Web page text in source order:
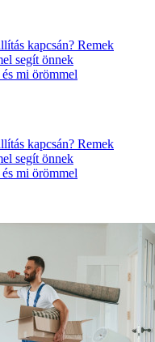
kapcsán? Remek
segít önnek
mi örömmel
kapcsán? Remek
segít önnek
mi örömmel